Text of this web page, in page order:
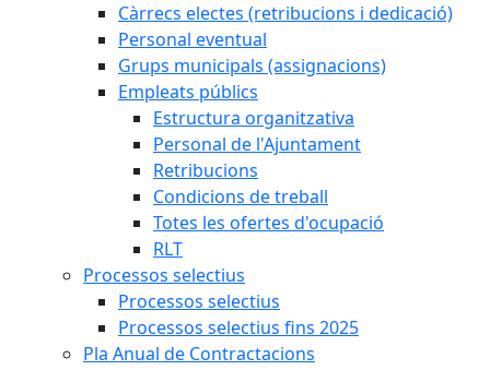
Càrrecs electes (retribucions i dedicació)
Personal eventual
Grups municipals (assignacions)
Empleats públics
Estructura organitzativa
Personal de l'Ajuntament
Retribucions
Condicions de treball
Totes les ofertes d'ocupació
RLT
Processos selectius
Processos selectius
Processos selectius fins 2025
Pla Anual de Contractacions